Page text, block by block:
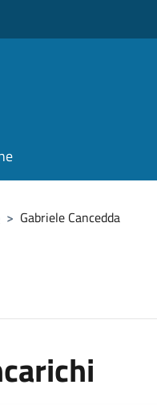
> Gabriele Cancedda